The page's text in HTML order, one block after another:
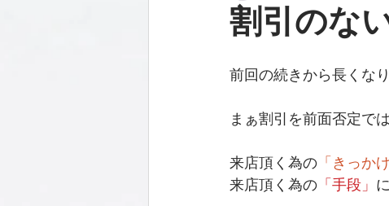
割引のな
前回の続きから長くな
まぁ割引を前面否定で
来店頂く為の 「きっかけ
来店頂く為の 「手段」